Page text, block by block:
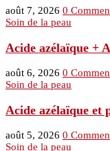
août 7, 2026 0
Soin de la peau
Acide azélaïque +
août 6, 2026 0
Soin de la peau
Acide azélaïque et
août 5, 2026 0
Soin de la peau